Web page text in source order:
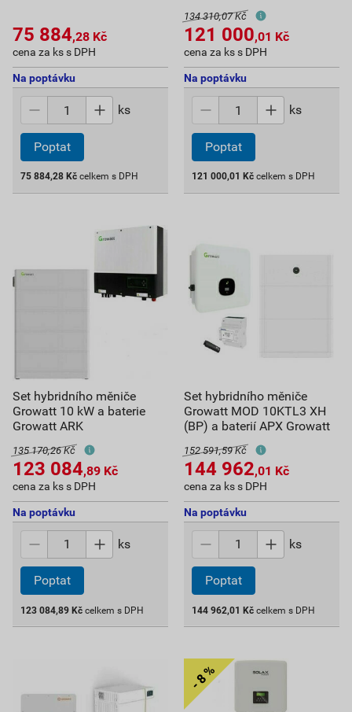
75 884,28 Kč
cena za ks s DPH
Na poptávku
ks
Poptat
75 884,28 Kč celkem s DPH
134 310,07 Kč
121 000,01 Kč
cena za ks s DPH
Na poptávku
ks
Poptat
121 000,01 Kč celkem s DPH
Set hybridního měniče
Growatt 10 kW a baterie
Growatt ARK
135 170,26 Kč
123 084,89 Kč
cena za ks s DPH
Na poptávku
ks
Poptat
123 084,89 Kč celkem s DPH
Set hybridního měniče
Growatt MOD 10KTL3 XH
(BP) a baterií APX Growatt
152 591,59 Kč
144 962,01 Kč
cena za ks s DPH
Na poptávku
ks
Poptat
144 962,01 Kč celkem s DPH